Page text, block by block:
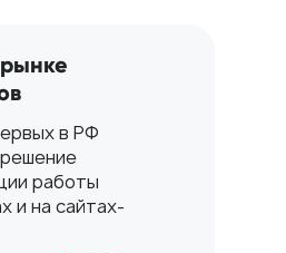
в РФ
работы
и на сайтах-